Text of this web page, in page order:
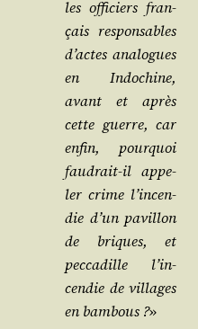
les offi­ciers fran­
çais res­pon­sables
d’actes ana­logues
en Indo­chine,
avant et après
cette guerre, car
enfin, pour­quoi
fau­drait-il appe­
ler crime l’in­cen­
die d’un pavillon
de briques, et
pec­ca­dille l’in­
cen­die de vil­lages
en bam­bous ?»